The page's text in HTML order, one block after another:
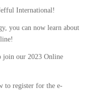
International!
you can now learn about
join our 2023 Online
to register for the e-